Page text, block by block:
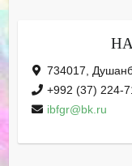
734017,
+992 (37) 224-
ibfgr@bk.ru